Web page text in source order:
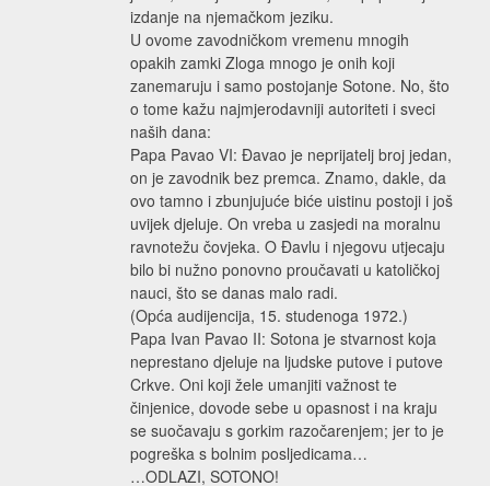
izdanje na njemačkom jeziku.
U ovome zavodničkom vremenu mnogih
opakih zamki Zloga mnogo je onih koji
zanemaruju i samo postojanje Sotone. No, što
o tome kažu najmjerodavniji autoriteti i sveci
naših dana:
Papa Pavao VI: Đavao je neprijatelj broj jedan,
on je zavodnik bez premca. Znamo, dakle, da
ovo tamno i zbunjujuće biće uistinu postoji i još
uvijek djeluje. On vreba u zasjedi na moralnu
ravnotežu čovjeka. O Đavlu i njegovu utjecaju
bilo bi nužno ponovno proučavati u katoličkoj
nauci, što se danas malo radi.
(Opća audijencija, 15. studenoga 1972.)
Papa Ivan Pavao II: Sotona je stvarnost koja
neprestano djeluje na ljudske putove i putove
Crkve. Oni koji žele umanjiti važnost te
činjenice, dovode sebe u opasnost i na kraju
se suočavaju s gorkim razočarenjem; jer to je
pogreška s bolnim posljedicama…
…ODLAZI, SOTONO!